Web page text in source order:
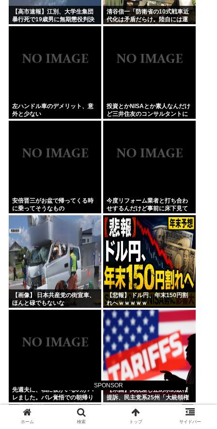
SPONSOR
【高市速報】江別、大学生集団
暴行死で19歳男に無期懲役判決
清谷信一「防衛省の10式戦車近
代化は矛盾だらけ。陸自には運
用理念もコスト意識もない」
左ハンドル車のデメリット、意
外と少ない
投資とかNISAとか素人なんだけ
ど三井住友のコンサルタントに
相談した方がいいのか？
安倍晋三がお盆で帰ってくる時
に乗ってそうなもの
今度リフォーム業者と打ち合わ
せするんだけど事前に床下見て
おきたいって言われたんだけど
そういうものなの？
【画像】 日本共産党の街宣車、
ほんと碌でもないな
【悲報】 ドル円、年末150円割
れへｗｗｗｗｗ
先週夫に、私に彼がいるのがバ
レました。バレ覚悟での朝帰り
でしたが・・・ 私は意志を持っ
て彼に抱かれました。その時に
はもう結婚生活を終わりに...
【米国】関税差し止め求め政権
提訴、民主党系25州「大統領権
限逸脱」
ホーム 検索 トップ サイドバー